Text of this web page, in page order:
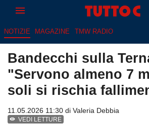
NOTIZIE MAGAZINE TMW RADIO
Bandecchi sulla
"Servono almeno 7
soli si rischia
11.05.2026 11:30 di Valeria Debbia
VEDI LETTURE